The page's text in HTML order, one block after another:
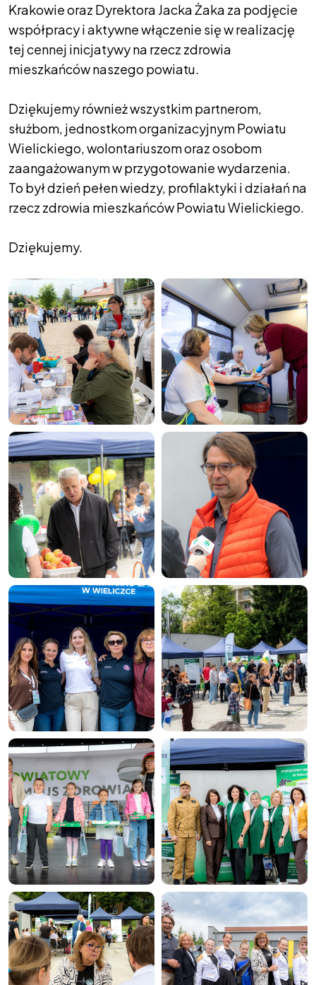
Krakowie oraz Dyrektora Jacka Żaka za podjęcie
współpracy i aktywne włączenie się w realizację
tej cennej inicjatywy na rzecz zdrowia
mieszkańców naszego powiatu.
Dziękujemy również wszystkim partnerom,
służbom, jednostkom organizacyjnym Powiatu
Wielickiego, wolontariuszom oraz osobom
zaangażowanym w przygotowanie wydarzenia.
To był dzień pełen wiedzy, profilaktyki i działań na
rzecz zdrowia mieszkańców Powiatu Wielickiego.
Dziękujemy.